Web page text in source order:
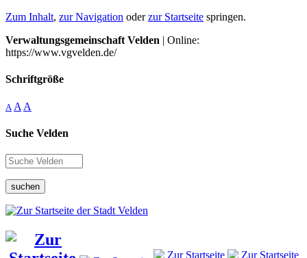
Zum Inhalt, zur Navigation oderzur Startseite springen.
Verwaltungsgemeinschaft Velden | Online:
https://www.vgvelden.de/
Schriftgröße
A A A
Suche Velden
suchen